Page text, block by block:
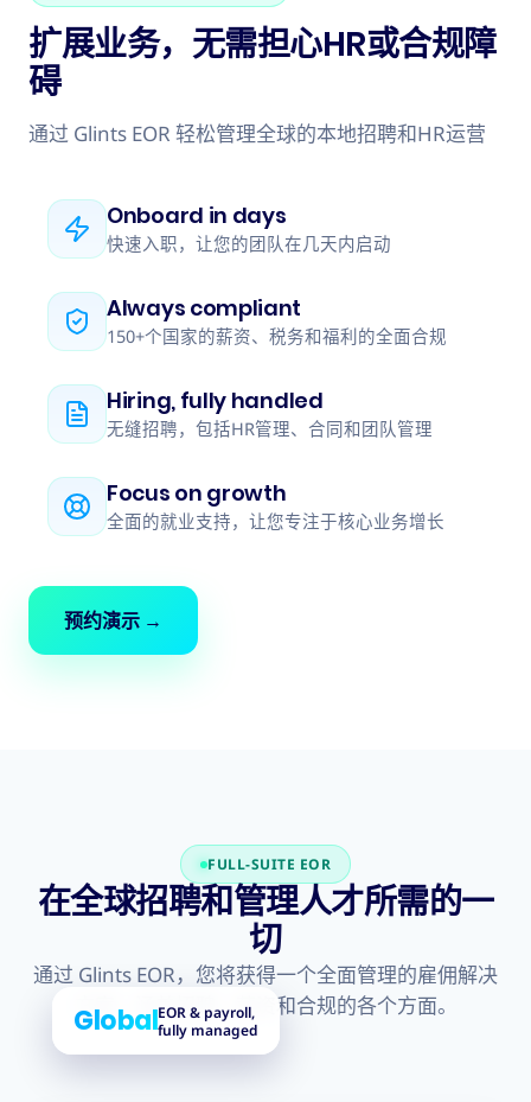
扩展业务，无需担心HR或合规障
碍
通过 Glints EOR 轻松管理全球的本地招聘和HR运营
Onboard in days
快速入职，让您的团队在几天内启动
Always compliant
150+个国家的薪资、税务和福利的全面合规
Hiring, fully handled
无缝招聘，包括HR管理、合同和团队管理
Focus on growth
全面的就业支持，让您专注于核心业务增长
预约演示 →
FULL-SUITE EOR
在全球招聘和管理人才所需的一
切
通过 Glints EOR，您将获得一个全面管理的雇佣解决
方案，涵盖招聘、薪资和合规的各个方面。
GlobalEOR & payroll,
fully managed